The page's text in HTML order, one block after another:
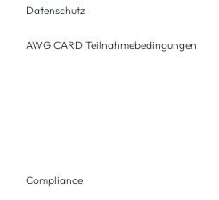
Datenschutz
AWG CARD Teilnahmebedingungen
Compliance